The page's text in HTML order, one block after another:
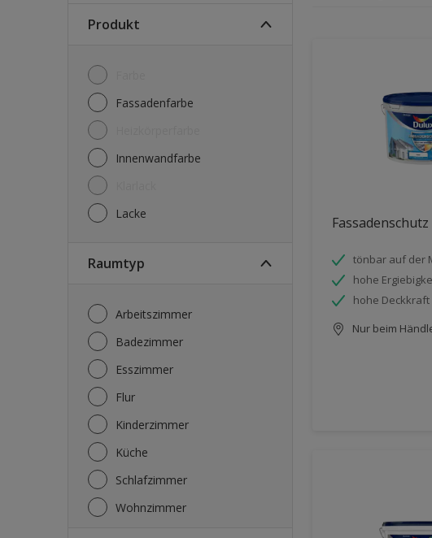
Produkt
Fassadenfarbe
Innenwandfarbe
Lacke
Raumtyp
Arbeitszimmer
Badezimmer
Esszimmer
Flur
Kinderzimmer
Küche
Schlafzimmer
Wohnzimmer
Fassadenschutz
tönbar auf der
hohe
hohe Deckkraft
Nur beim